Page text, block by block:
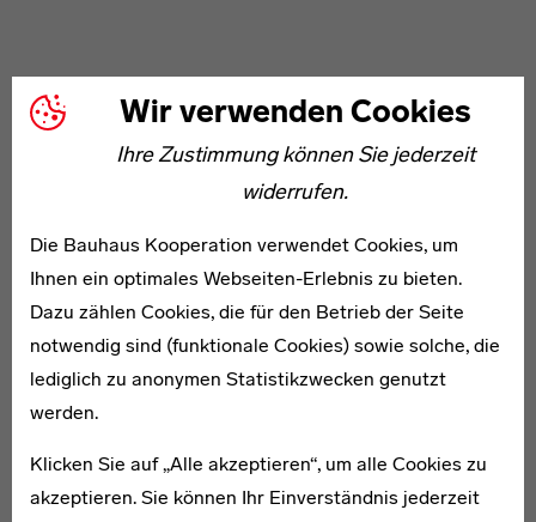
Wir verwenden Cookies
Ihre Zustimmung können Sie jederzeit
widerrufen.
Die Bauhaus Kooperation verwendet Cookies, um
Ihnen ein optimales Webseiten-Erlebnis zu bieten.
Dazu zählen Cookies, die für den Betrieb der Seite
notwendig sind (funktionale Cookies) sowie solche, die
lediglich zu anonymen Statistikzwecken genutzt
werden.
Klicken Sie auf „Alle akzeptieren“, um alle Cookies zu
akzeptieren. Sie können Ihr Einverständnis jederzeit
Karte
Kartenansicht öffnen